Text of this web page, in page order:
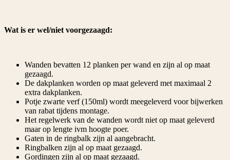
Wat is er wel/niet voorgezaagd:
Wanden bevatten 12 planken per wand en zijn al op maat
gezaagd.
De dakplanken worden op maat geleverd met maximaal 2
extra dakplanken.
Potje zwarte verf (150ml) wordt meegeleverd voor bijwerken
van rabat tijdens montage.
Het regelwerk van de wanden wordt niet op maat geleverd
maar op lengte ivm hoogte poer.
Gaten in de ringbalk zijn al aangebracht.
Ringbalken zijn al op maat gezaagd.
Gordingen zijn al op maat gezaagd.